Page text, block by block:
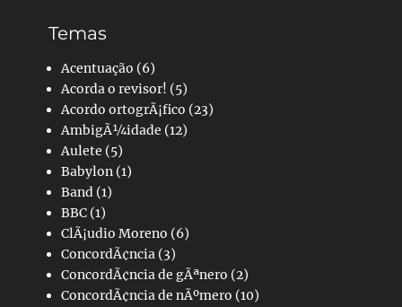
Temas
Acentuação (6)
Acorda o revisor! (5)
Acordo ortogrÃ¡fico (23)
AmbigÃ¼idade (12)
Aulete (5)
Babylon (1)
Band (1)
BBC (1)
ClÃ¡udio Moreno (6)
ConcordÃ¢ncia (3)
ConcordÃ¢ncia de gÃªnero (2)
ConcordÃ¢ncia de nÃºmero (10)